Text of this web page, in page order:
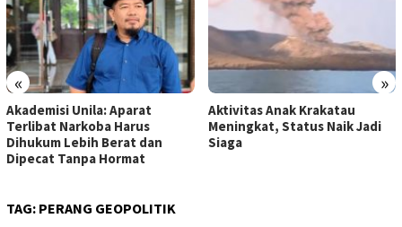
« »
Akademisi Unila: Aparat
Terlibat Narkoba Harus
Dihukum Lebih Berat dan
Dipecat Tanpa Hormat
Aktivitas Anak Krakatau
Meningkat, Status Naik Jadi
Siaga
TAG: PERANG GEOPOLITIK